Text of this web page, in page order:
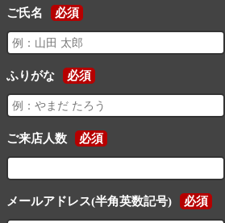
ご氏名 必須
ふりがな 必須
ご来店人数 必須
メールアドレス(半角英数記号) 必須